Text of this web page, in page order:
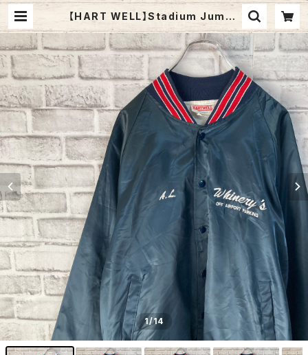
【HART WELL】Stadium Jumpe
r XL 80s-90s Made in USA ナ
イロン サテン スタジャン スタジアム
ジャンパー USA製 企業モノ 刺繍ロ
ゴ リブライン アウター アメリカ USA
古着 | Fuzzy Fuzzy
1/14